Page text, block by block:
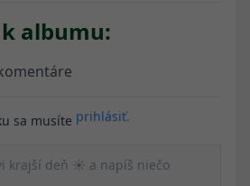
albumu:
sa musíte prihlásiť.